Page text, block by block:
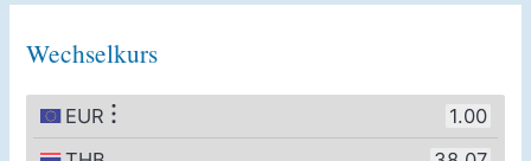
Wechselkurs